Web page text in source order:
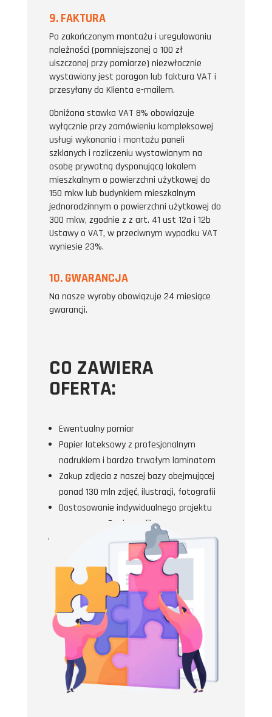
9. FAKTURA
Po zakończonym montażu i uregulowaniu
należności (pomniejszonej o 100 zł
uiszczonej przy pomiarze) niezwłocznie
wystawiany jest paragon lub faktura VAT i
przesyłany do Klienta e-mailem.
Obniżona stawka VAT 8% obowiązuje
wyłącznie przy zamówieniu kompleksowej
usługi wykonania i montażu paneli
szklanych i rozliczeniu wystawianym na
osobę prywatną dysponującą lokalem
mieszkalnym o powierzchni użytkowej do
150 mkw lub budynkiem mieszkalnym
jednorodzinnym o powierzchni użytkowej do
300 mkw, zgodnie z z art. 41 ust 12a i 12b
Ustawy o VAT, w przeciwnym wypadku VAT
wyniesie 23%.
10. GWARANCJA
Na nasze wyroby obowiązuje 24 miesiące
gwarancji.
CO ZAWIERA
OFERTA:
Ewentualny pomiar
Papier lateksowy z profesjonalnym
nadrukiem i bardzo trwałym laminatem
Zakup zdjęcia z naszej bazy obejmującej
ponad 130 mln zdjęć, ilustracji, fotografii
Dostosowanie indywidualnego projektu
przez naszą Panią grafik
Transport i montaż